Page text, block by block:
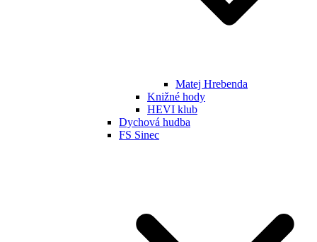
Matej Hrebenda
Knižné hody
HEVI klub
Dychová hudba
FS Sinec